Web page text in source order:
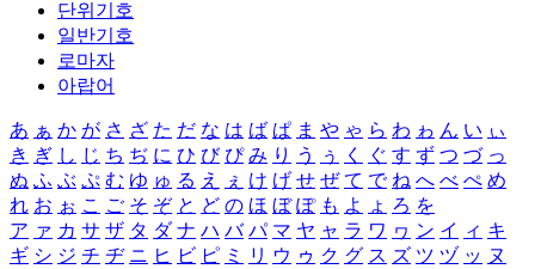
단위기호
일반기호
로마자
아랍어
あ ぁ か が さ ざ た だ な は ば ぱ ま や ゃ ら わ ゎ ん い ぃ
き ぎ し じ ち ぢ に ひ び ぴ み り う ぅ く ぐ す ず つ づ っ
ぬ ふ ぶ ぷ む ゆ ゅ る え ぇ け げ せ ぜ て で ね へ べ ぺ め
れ お ぉ こ ご そ ぞ と ど の ほ ぼ ぽ も よ ょ ろ を
ア ァ カ サ ザ タ ダ ナ ハ バ パ マ ヤ ャ ラ ワ ヮ ン イ ィ キ
ギ シ ジ チ ヂ ニ ヒ ビ ピ ミ リ ウ ゥ ク グ ス ズ ツ ヅ ッ ヌ